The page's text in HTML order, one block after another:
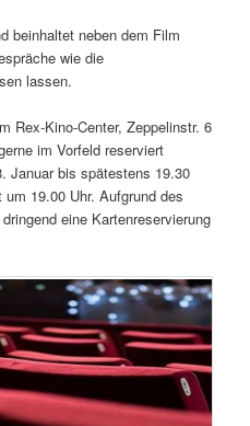
beinhaltet neben dem Film
wie die
lassen.
Rex-Kino-Center, Zeppelinstr. 6
im Vorfeld reserviert
Januar bis spätestens 19.30
19.00 Uhr. Aufgrund des
eine Kartenreservierung